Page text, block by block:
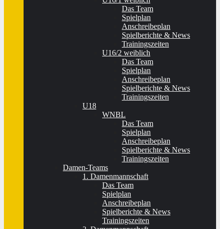
Das Team
Spielplan
Anschreibeplan
Spielberichte & News
Trainingszeiten
U16/2 weiblich
Das Team
Spielplan
Anschreibeplan
Spielberichte & News
Trainingszeiten
U18
WNBL
Das Team
Spielplan
Anschreibeplan
Spielberichte & News
Trainingszeiten
Damen-Teams
1. Damenmannschaft
Das Team
Spielplan
Anschreibeplan
Spielberichte & News
Trainingszeiten